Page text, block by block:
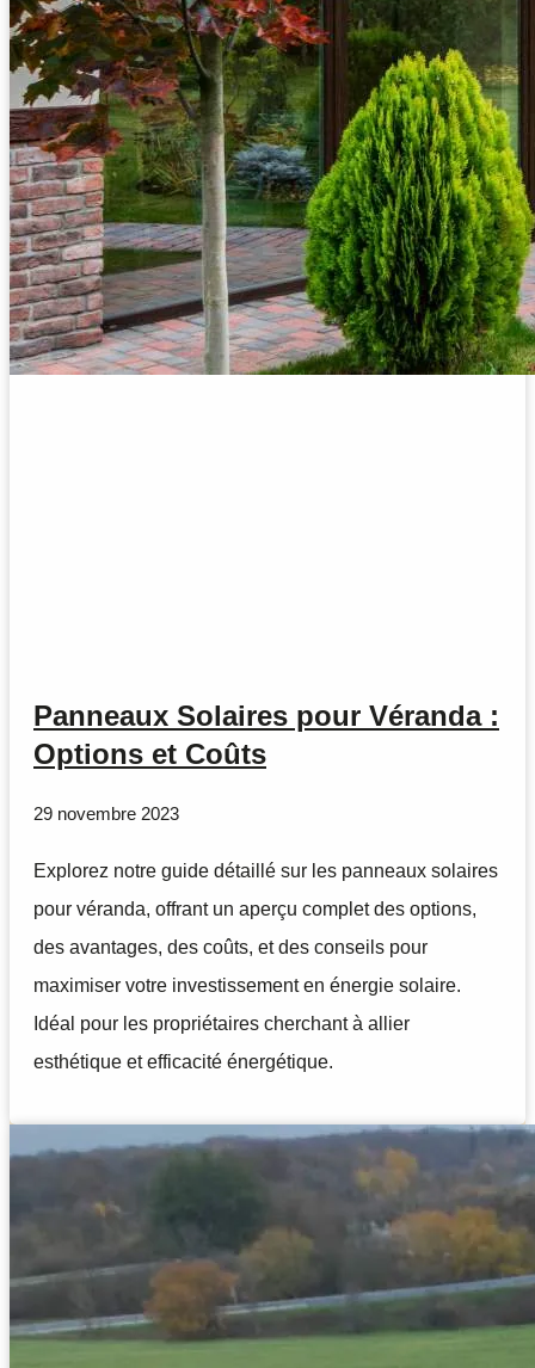
Panneaux Solaires pour Véranda :
Options et Coûts
29 novembre 2023
Explorez notre guide détaillé sur les panneaux solaires
pour véranda, offrant un aperçu complet des options,
des avantages, des coûts, et des conseils pour
maximiser votre investissement en énergie solaire.
Idéal pour les propriétaires cherchant à allier
esthétique et efficacité énergétique.